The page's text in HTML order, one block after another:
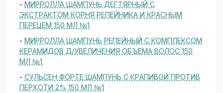
- МИРРОЛЛА ШАМПУНЬ ДЕГТЯРНЫЙ С
ЭКСТРАКТОМ КОРНЯ РЕПЕЙНИКА И КРАСНЫМ
ПЕРЕЦЕМ 150 МЛ №1
- МИРРОЛЛА ШАМПУНЬ РЕПЕЙНЫЙ С КОМПЛЕКСОМ
КЕРАМИДОВ Д/УВЕЛИЧЕНИЯ ОБЪЕМА ВОЛОС 150
МЛ №1
- СУЛЬСЕН ФОРТЕ ШАМПУНЬ С КРАПИВОЙ ПРОТИВ
ПЕРХОТИ 2% 150 МЛ №1